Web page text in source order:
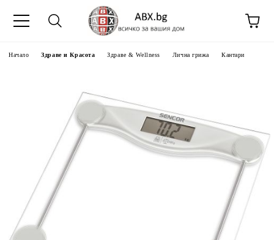
Начало Здраве и Красота Здраве & Wellness Лична грижа Кантари